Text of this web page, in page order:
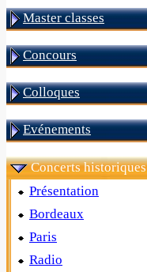
Master classes
Concours
Colloques
Evénements
Concerts historiques
Présentation
Bordeaux
Paris
Radio